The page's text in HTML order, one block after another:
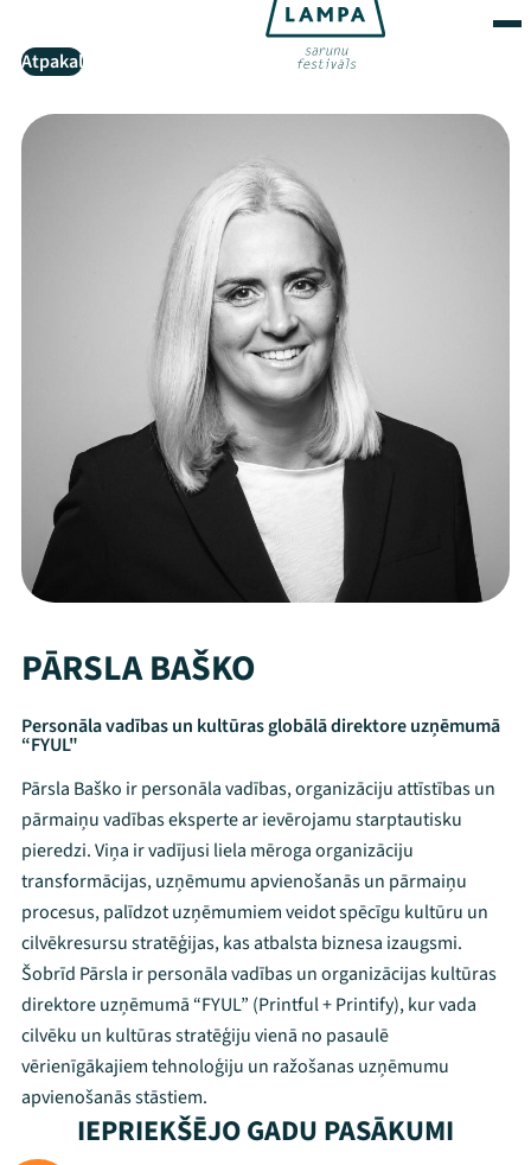
Atpakaļ
PĀRSLA BAŠKO
Personāla vadības un kultūras globālā direktore uzņēmumā
“FYUL"
Pārsla Baško ir personāla vadības, organizāciju attīstības un
pārmaiņu vadības eksperte ar ievērojamu starptautisku
pieredzi. Viņa ir vadījusi liela mēroga organizāciju
transformācijas, uzņēmumu apvienošanās un pārmaiņu
procesus, palīdzot uzņēmumiem veidot spēcīgu kultūru un
cilvēkresursu stratēģijas, kas atbalsta biznesa izaugsmi.
Šobrīd Pārsla ir personāla vadības un organizācijas kultūras
direktore uzņēmumā “FYUL” (Printful + Printify), kur vada
cilvēku un kultūras stratēģiju vienā no pasaulē
vērienīgākajiem tehnoloģiju un ražošanas uzņēmumu
apvienošanās stāstiem.
IEPRIEKŠĒJO GADU PASĀKUMI